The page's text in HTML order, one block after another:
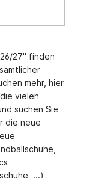
27" finden
mehr, hier
vielen
suchen Sie
die neue
...)